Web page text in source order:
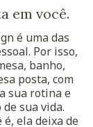
em você.
é uma das
Por isso,
banho,
posta, com
sua rotina e
sua vida.
ela deixa de